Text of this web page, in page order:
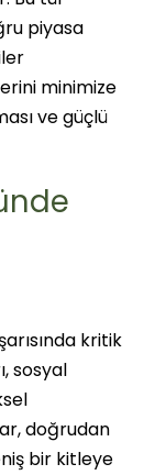
piyasa
minimize
ve güçlü
kritik
sosyal
doğrudan
bir kitleye